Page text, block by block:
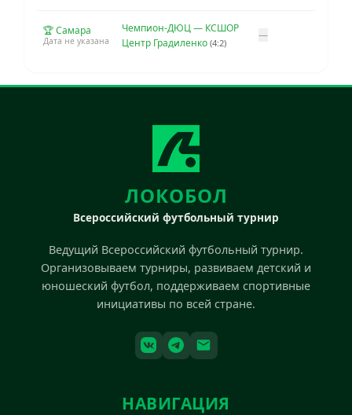
🏆 Самара
Дата не указана
Чемпион-ДЮЦ — КСШОР
Центр Градиленко (4:2)
—
ЛОКОБОЛ
Всероссийский футбольный турнир
Ведущий Всероссийский футбольный турнир.
Организовываем турниры, развиваем детский и
юношеский футбол, поддерживаем спортивные
инициативы по всей стране.
НАВИГАЦИЯ